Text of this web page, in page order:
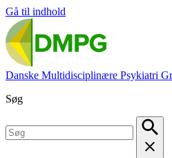
Gå til indhold
Danske Multidisciplinære Psykiatri
Søg